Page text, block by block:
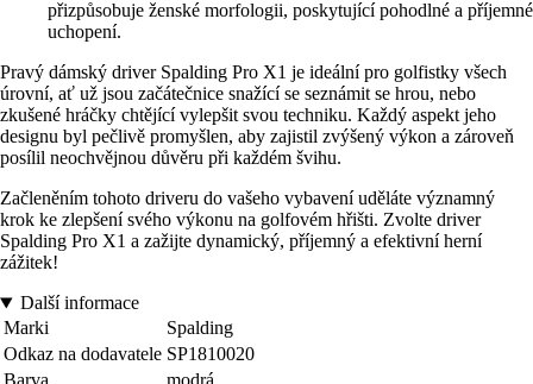
přizpůsobuje ženské morfologii, poskytující pohodlné a příjemné
uchopení.
Pravý dámský driver Spalding Pro X1 je ideální pro golfistky všech
úrovní, ať už jsou začátečnice snažící se seznámit se hrou, nebo
zkušené hráčky chtějící vylepšit svou techniku. Každý aspekt jeho
designu byl pečlivě promyšlen, aby zajistil zvýšený výkon a zároveň
posílil neochvějnou důvěru při každém švihu.
Začleněním tohoto driveru do vašeho vybavení uděláte významný
krok ke zlepšení svého výkonu na golfovém hřišti. Zvolte driver
Spalding Pro X1 a zažijte dynamický, příjemný a efektivní herní
zážitek!
Další informace
Marki
Spalding
Odkaz na dodavatele SP1810020